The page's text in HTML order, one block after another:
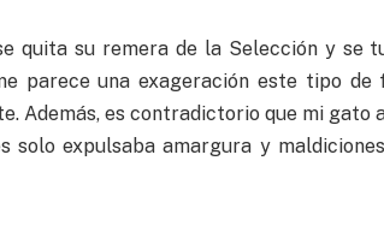
quita su remera de la Selección y se
parece una exageración este tipo de
Además, es contradictorio que mi gato
solo expulsaba amargura y